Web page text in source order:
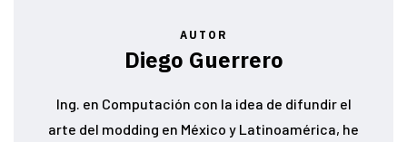
AUTOR
Diego Guerrero
Ing. en Computación con la idea de difundir el
arte del modding en México y Latinoamérica, he